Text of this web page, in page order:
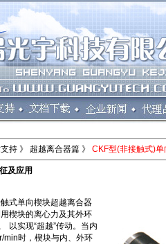
持 》 超越离合器篇 》 CKF型(非接触式)
及应用
式单向楔块超越离合器
用楔块的离心力及其外环
以实现“超越”传动。当内
min时，楔块与内、外环